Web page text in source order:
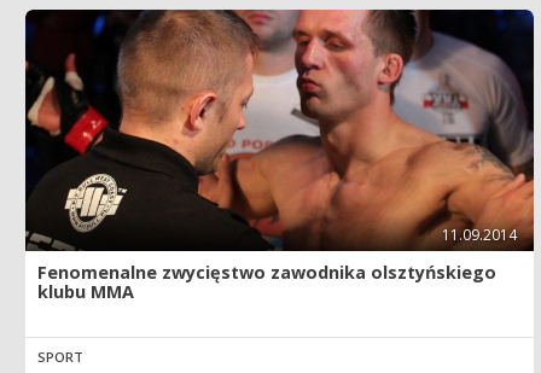
11.09.2014
Fenomenalne zwycięstwo zawodnika olsztyńskiego
klubu MMA
SPORT